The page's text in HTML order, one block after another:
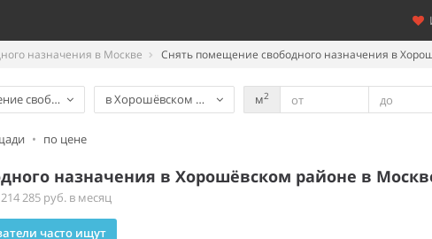
назначения в Москве Снять помещение свободного назначения в
свободного назначенияв Хорошёвском районе м2
• по цене
назначения в Хорошёвском районе в
285 руб. в месяц
часто ищут